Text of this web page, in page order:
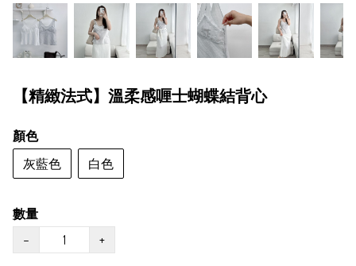
【精緻法式】溫柔感喱士蝴蝶結背心
顏色
灰藍色
白色
數量
−
+